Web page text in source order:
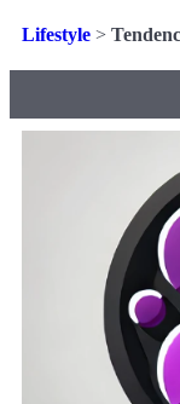
Lifestyle >